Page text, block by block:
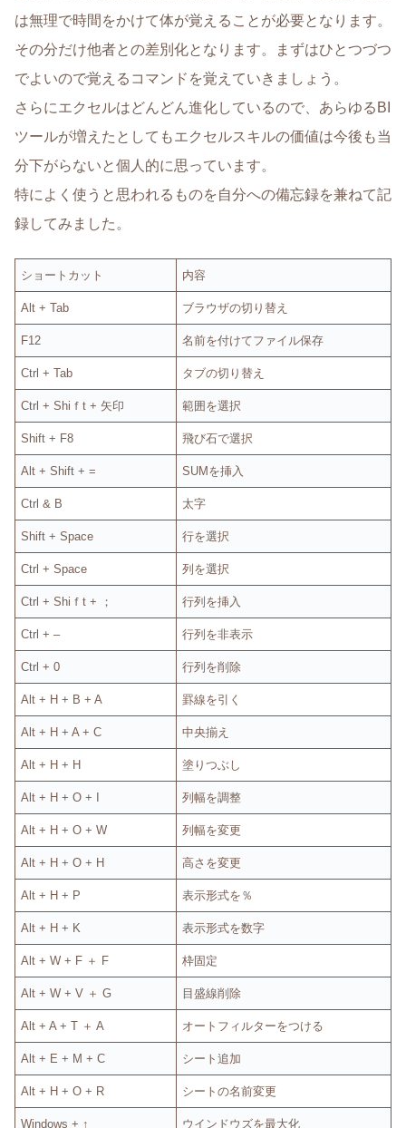
は無理で時間をかけて体が覚えることが必要となります。
その分だけ他者との差別化となります。まずはひとつづつ
でよいので覚えるコマンドを覚えていきましょう。
さらにエクセルはどんどん進化しているので、あらゆるBI
ツールが増えたとしてもエクセルスキルの価値は今後も当
分下がらないと個人的に思っています。
特によく使うと思われるものを自分への備忘録を兼ねて記
録してみました。
ショートカット 内容
Alt + Tab ブラウザの切り替え
F12 名前を付けてファイル保存
Ctrl + Tab タブの切り替え
Ctrl + Shiｆt + 矢印 範囲を選択
Shift + F8 飛び石で選択
Alt + Shift + = SUMを挿入
Ctrl & B 太字
Shift + Space 行を選択
Ctrl + Space 列を選択
Ctrl + Shiｆt + ； 行列を挿入
Ctrl + – 行列を非表示
Ctrl + 0 行列を削除
Alt + H + B + A 罫線を引く
Alt + H + A + C 中央揃え
Alt + H + H 塗りつぶし
Alt + H + O + I 列幅を調整
Alt + H + O + W 列幅を変更
Alt + H + O + H 高さを変更
Alt + H + P 表示形式を％
Alt + H + K 表示形式を数字
Alt + W + F ＋ F 枠固定
Alt + W + V ＋ G 目盛線削除
Alt + A + T ＋ A オートフィルターをつける
Alt + E + M + C シート追加
Alt + H + O + R シートの名前変更
Windows + ↑ ウインドウズを最大化